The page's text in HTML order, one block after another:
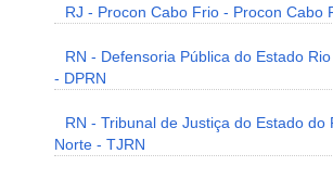
RJ - Procon Cabo Frio - Procon Cabo
RN - Defensoria Pública do Estado
- DPRN
RN - Tribunal de Justiça do Estado do
Norte - TJRN